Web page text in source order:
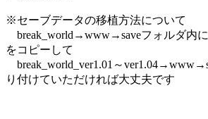
※セーブデータの移植方法について
break_world→www→saveフォルダ内に
をコピーして
break_world_ver1.01～
り付けていただければ大丈夫です